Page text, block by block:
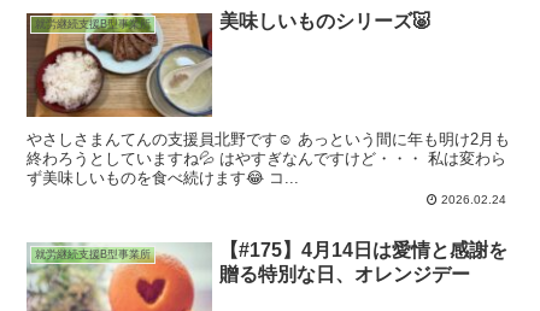
就労継続支援B型事業所 美味しいものシリーズ🐷
やさしさまんてんの支援員北野です☺️ あっという間に年も明け2月も
終わろうとしていますね💦 はやすぎなんですけど・・・ 私は変わら
ず美味しいものを食べ続けます😂 コ...
2026.02.24
就労継続支援B型事業所
【#175】4月14日は愛情と感謝を
贈る特別な日、オレンジデー